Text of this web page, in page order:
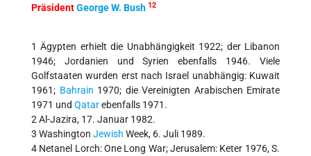
PräsidentGeorge W. Bush 12
1 Ägypten erhielt die Unabhängigkeit 1922; der Libanon
1946; Jordanien und Syrien ebenfalls 1946. Viele
Golfstaaten wurden erst nach Israel unabhängig: Kuwait
1961; Bahrain 1970; die Vereinigten Arabischen Emirate
1971 und Qatarebenfalls 1971.
2 Al-Jazira, 17. Januar 1982.
3 Washington Jewish Week, 6. Juli 1989.
4 Netanel Lorch: One Long War; Jerusalem: Keter 1976, S.